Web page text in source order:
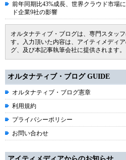
前年同期比43%成長、世界クラウド市場
ド企業9社の影響
オルタナティブ・ブログは、専門スタッ
す。入力頂いた内容は、アイティメディ
グ、及び本記事執筆会社に提供されます。
オルタナティブ・ブログ GUIDE
オルタナティブ・ブログ憲章
利用規約
プライバシーポリシー
お問い合わせ